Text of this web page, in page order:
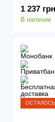
1 237 грн
В наличии
ОСТАЛОСЬ